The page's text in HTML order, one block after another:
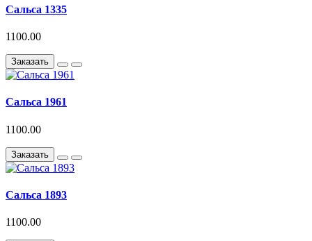
Сальса 1335
1100.00
Заказать
Сальса 1961
1100.00
Заказать
Сальса 1893
1100.00